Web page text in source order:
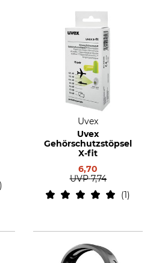
Uvex
Uvex
Gehörschutzstöpsel
X-fit
6,70
UVP 7,74
1